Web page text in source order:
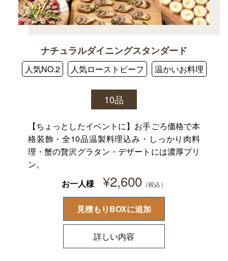
ナチュラルダイニングスタンダード
人気NO.2 人気ローストビーフ 温かいお料理
10品
【ちょっとしたイベントに】お手ごろ価格で本
格装飾・全10品温製料理込み・しっかり肉料
理・蟹の贅沢グラタン・デザートには濃厚プリ
ン。
お一人様
¥2,600
詳しい内容
見積もりBOXに追加